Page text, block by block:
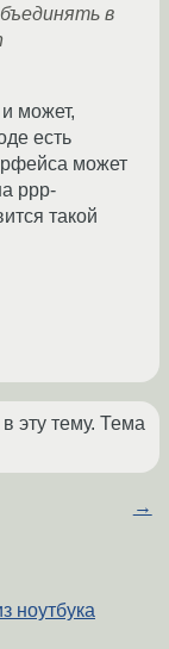
в
может,
есть
может
ppp-
такой
эту тему. Тема
→
ноутбука